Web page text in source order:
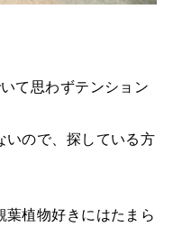
て思わずテンション
いので、探している方
葉植物好きにはたまら